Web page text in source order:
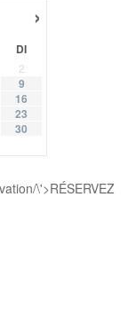
›
DI
2
9
16
23
30
\'>RÉSERVEZ